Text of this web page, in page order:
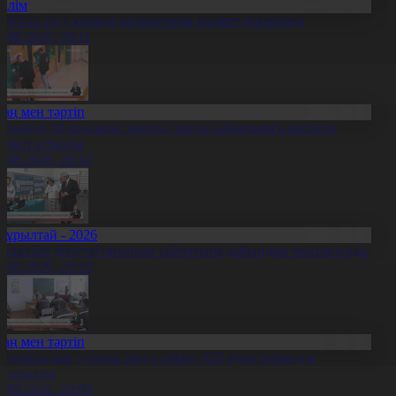
ға түсу кезінде волонтерлік қызмет ескеріледі
20:11
мен тәртіп
10 миллион теңгені заңсыз айналымға енгізген
ұсталды
20:10
- 2026
депутаттарының сайлауына дайындық пысықталды
20:10
мен тәртіп
туралы заңға сәйкес 620 адам түрмеден
20:09